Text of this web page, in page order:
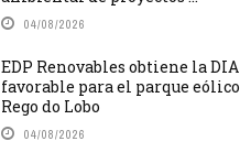
04/08/2026
EDP Renovables obtiene la DIA
favorable para el parque eólico
Rego do Lobo
04/08/2026